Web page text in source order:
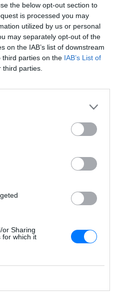
the below opt-out section to
is processed you may
utilized by us or personal
may separately opt-out of the
on the IAB’s list of downstream
third parties on the IAB’s List of
parties.
or Sharing
for which it
6 φρούτα που
Πώς να αποφύγεις το